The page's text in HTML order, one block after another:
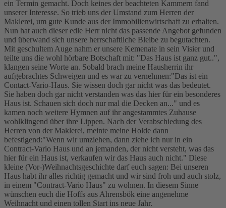
ein Termin gemacht. Doch keines der beachteten Kammern fand
unserer Interesse. So trieb uns der Umstand zum Herren der
Maklerei, um gute Kunde aus der Immobilienwirtschaft zu erhalten.
Nun hat auch dieser edle Herr nicht das passende Angebot gefunden
und überwand sich unsere herrschaftliche Bleibe zu begutachten.
Mit geschultem Auge nahm er unsere Kemenate in sein Visier und
teilte uns die wohl hörbare Botschaft mit: "Das Haus ist ganz gut..",
klangen seine Worte an. Sobald brach meine Hausherrin ihr
aufgebrachtes Schweigen und es war zu vernehmen:"Das ist ein
Contact-Vario-Haus. Sie wissen doch gar nicht was das bedeutet.
Sie haben doch gar nicht verstanden was das hier für ein besonderes
Haus ist. Schauen sich doch nur mal die Decken an..." und es
kamen noch weitere Hymnen auf ihr angestammtes Zuhause
wohlklingend über ihre Lippen. Nach der Verabschiedung des
Herren von der Maklerei, meinte meine Holde dann
befestigend:"Wenn wir umziehen, dann ziehe ich nur in ein
Contract-Vario Haus und an jemanden, der nicht versteht, was das
hier für ein Haus ist, verkaufen wir das Haus auch nicht." Diese
kleine (Vor-)Weihnachtsgeschichte darf euch sagen: Bei unseren
Haus habt ihr alles richtig gemacht und wir sind froh und auch stolz,
in einem "Contract-Vario Haus" zu wohnen. In diesem Sinne
wünschen euch die Hoffs aus Ahrensbök eine angenehme
Weihnacht und einen tollen Start ins neue Jahr.